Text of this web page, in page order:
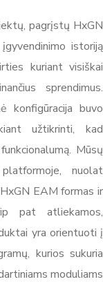
pagrįstų HxGN
istoriją
kuriant visiškai
sprendimus.
konfigūracija buvo
užtikrinti, kad
Mūsų
nuolat
EAM formas ir
pat atliekamos,
yra orientuoti į
kurios sukuria
moduliams